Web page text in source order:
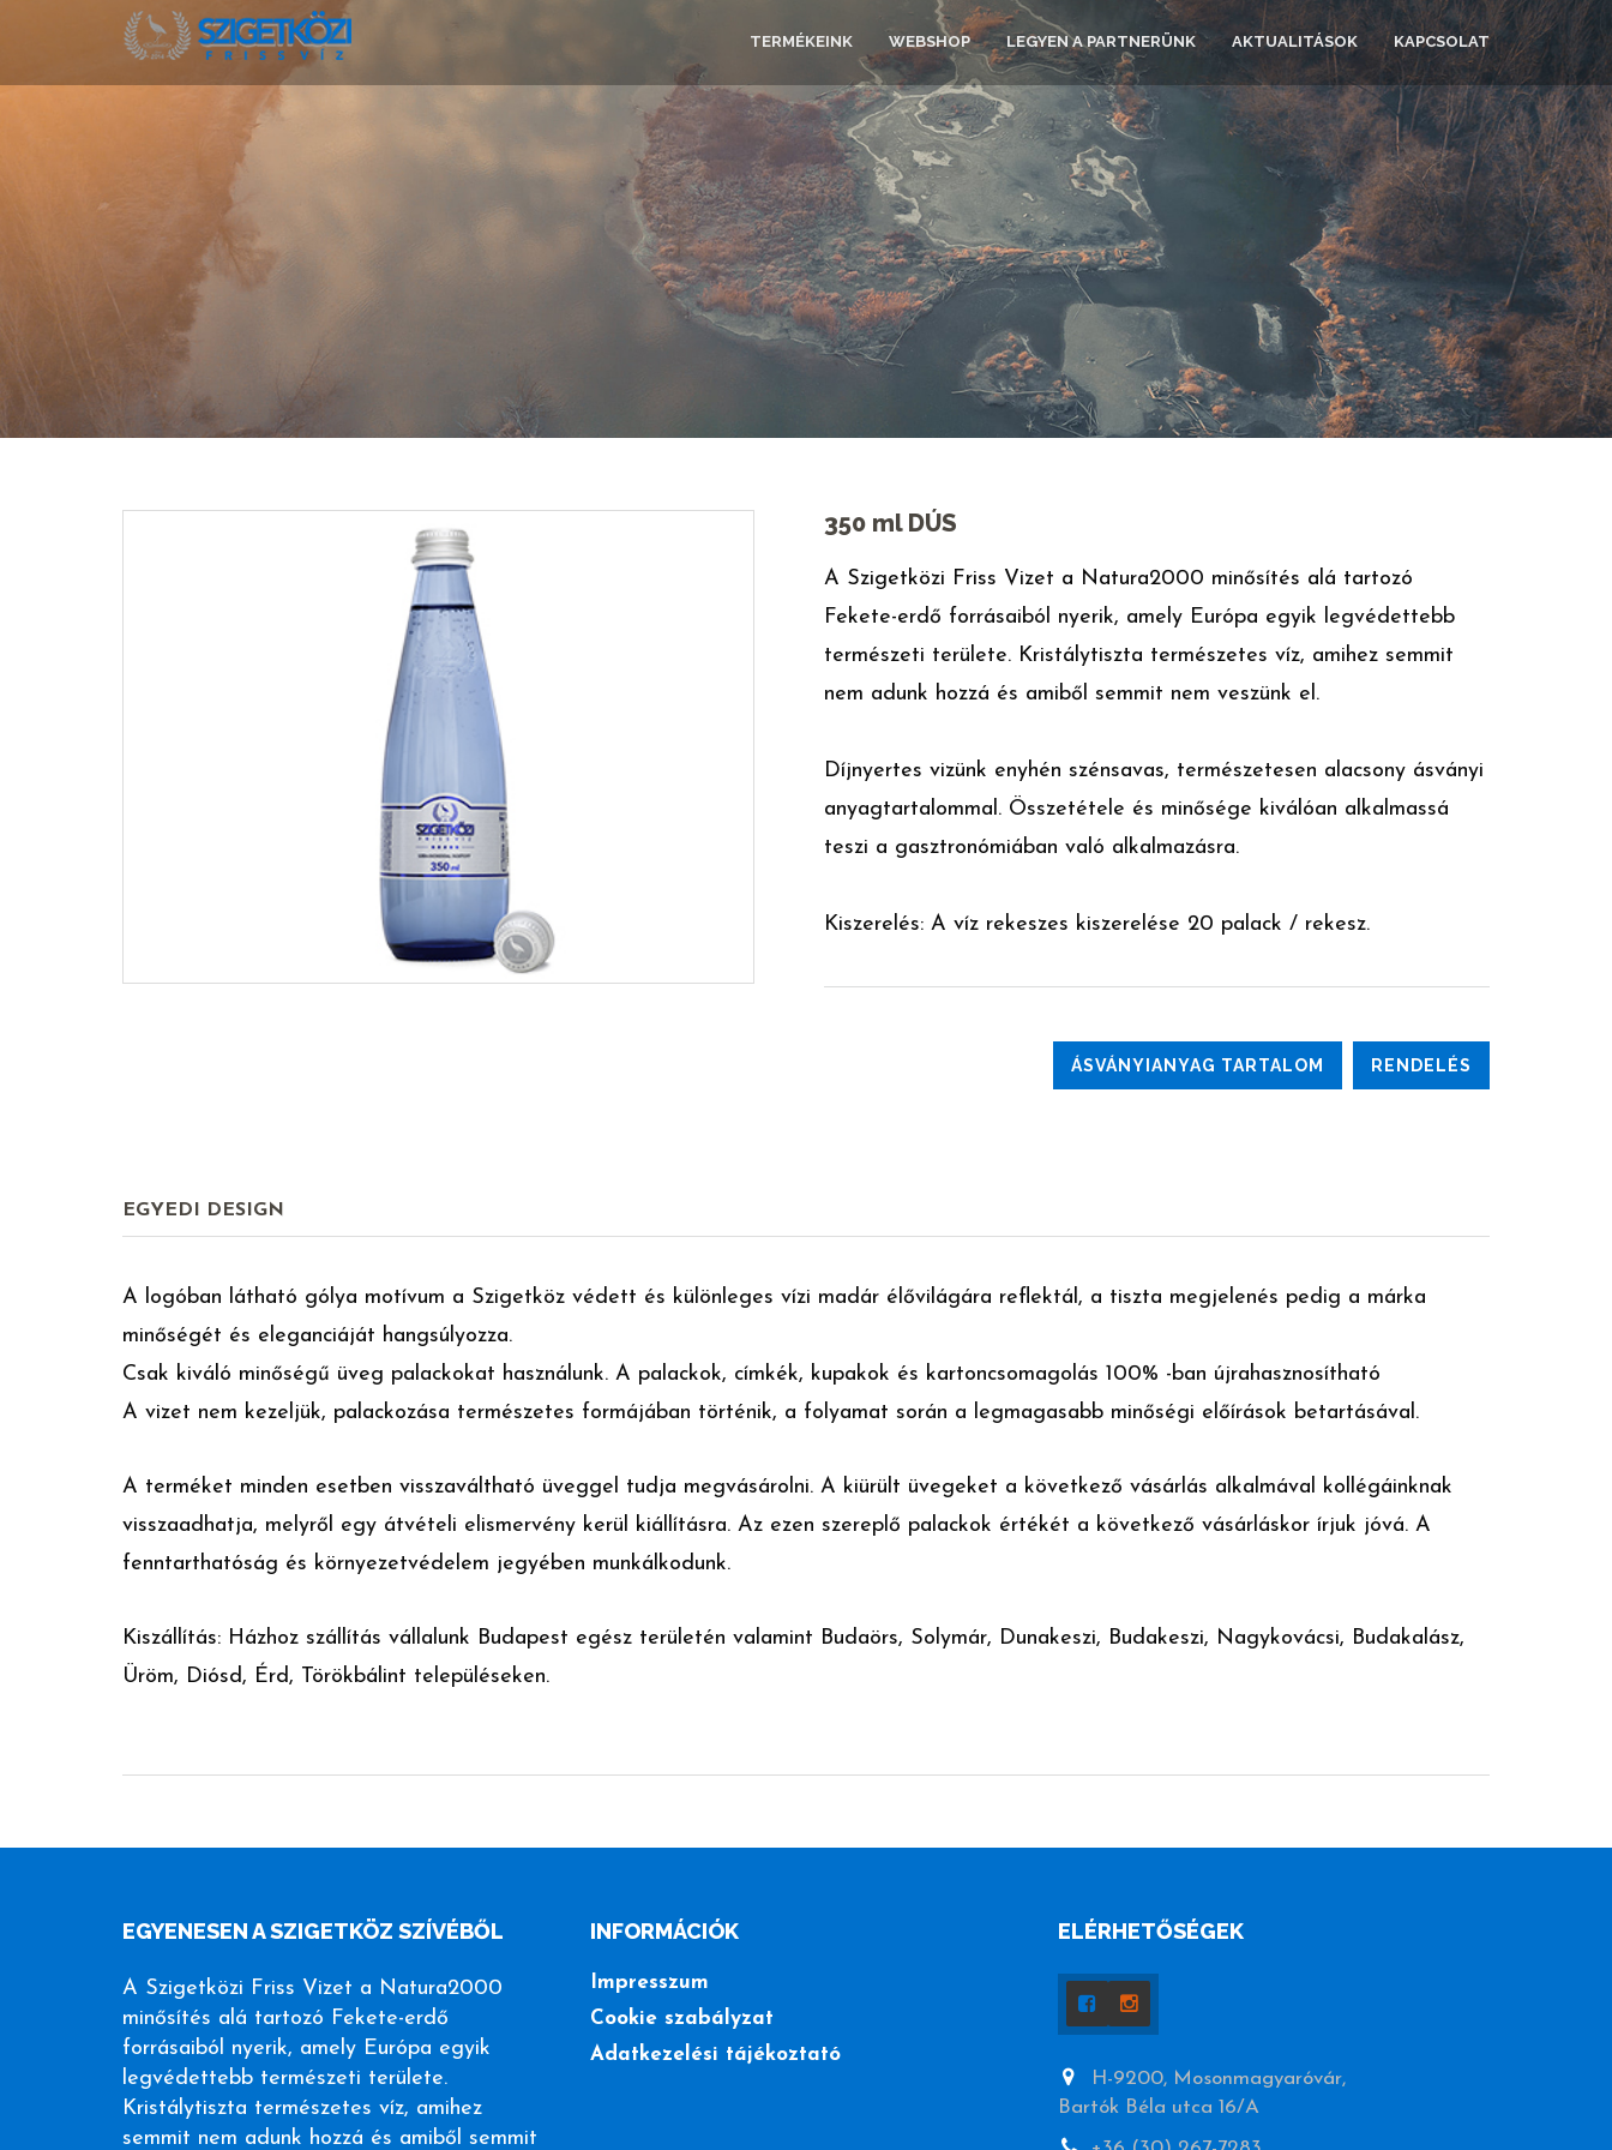
TERMÉKEINK WEBSHOP LEGYEN A PARTNERÜNK AKTUALITÁSOK KAPCSOLAT
350 mlDÚS
A Szigetközi Friss Vizet a Natura2000 minősítés alá tartozó
Fekete-erdő forrásaiból nyerik, amely Európa egyik legvédettebb
természeti területe. Kristálytiszta természetes víz, amihez semmit
nem adunk hozzá és amiből semmit nem veszünk el.
Díjnyertes vizünk enyhén szénsavas, természetesen alacsony ásványi
anyagtartalommal. Összetétele és minősége kiválóan alkalmassá
teszi a gasztronómiában való alkalmazásra.
Kiszerelés: A víz rekeszes kiszerelése 20 palack / rekesz.
RENDELÉS
ÁSVÁNYIANYAG TARTALOM
EGYEDI DESIGN
A logóban látható gólya motívum a Szigetköz védett és különleges vízi madár élővilágára reflektál, a tiszta megjelenés pedig a márka
minőségét és eleganciáját hangsúlyozza.
Csak kiváló minőségű üveg palackokat használunk. A palackok, címkék, kupakok és kartoncsomagolás 100% -ban újrahasznosítható
A vizet nem kezeljük, palackozása természetes formájában történik, a folyamat során a legmagasabb minőségi előírások betartásával.
A terméket minden esetben visszaváltható üveggel tudja megvásárolni. A kiürült üvegeket a következő vásárlás alkalmával kollégáinknak
visszaadhatja, melyről egy átvételi elismervény kerül kiállításra. Az ezen szereplő palackok értékét a következő vásárláskor írjuk jóvá. A
fenntarthatóság és környezetvédelem jegyében munkálkodunk.
Kiszállítás: Házhoz szállítás vállalunk Budapest egész területén valamint Budaörs, Solymár, Dunakeszi, Budakeszi, Nagykovácsi, Budakalász,
Üröm, Diósd, Érd, Törökbálint településeken.
EGYENESEN A SZIGETKÖZ SZÍVÉBŐL
A Szigetközi Friss Vizet a Natura2000
minősítés alá tartozó Fekete-erdő
forrásaiból nyerik, amely Európa egyik
legvédettebb természeti területe.
Kristálytiszta természetes víz, amihez
semmit nem adunk hozzá és amiből semmit
INFORMÁCIÓK
Impresszum
Cookie szabályzat
Adatkezelési tájékoztató
ELÉRHETŐSÉGEK
H-9200, Mosonmagyaróvár,
Bartók Béla utca 16/A